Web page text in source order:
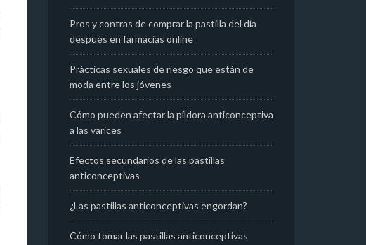
Pros y contras de comprar la pastilla del día
después en farmacias online
Prácticas sexuales de riesgo que están de
moda entre los jóvenes
Cómo pueden afectar la píldora anticonceptiva
a las varices
Efectos secundarios de las pastillas
anticonceptivas
¿Las pastillas anticonceptivas engordan?
Cómo tomar las pastillas anticonceptivas